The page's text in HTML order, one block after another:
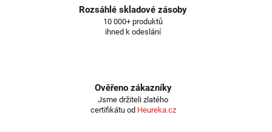
Rozsáhlé skladové zásoby
10 000+ produktů
ihned k odeslání
Ověřeno zákazníky
Jsme držiteli zlatého
certifikátu od Heureka.cz